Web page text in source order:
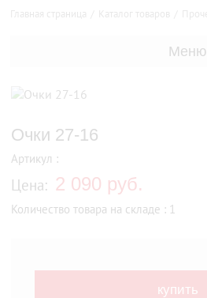
Меню
Очки 27-16
Артикул :
Цена: 2 090 руб.
Количество товара на складе : 1
купить